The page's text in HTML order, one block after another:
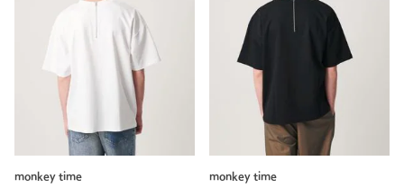
monkey time
monkey time